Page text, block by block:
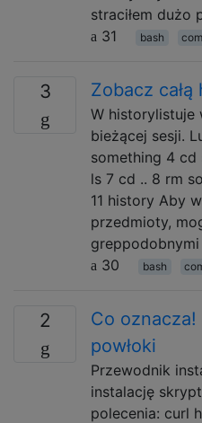
straciłem dużo
31
bash
3 Zobacz
W historylistuje
bieżącej sesji.
something 4
ls 7 cd .. 8 rm
11 history Aby
przedmioty,
30
bash
2
Co
powłoki
Przewodnik
instalację
polecenia: curl